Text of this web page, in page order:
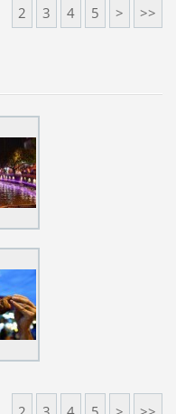
2 3 4 5 > >>